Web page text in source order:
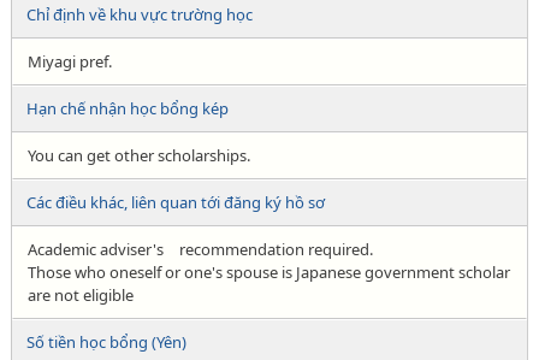
Chỉ định về khu vực trường học
Miyagi pref.
Hạn chế nhận học bổng kép
You can get other scholarships.
Các điều khác, liên quan tới đăng ký hồ sơ
Academic adviser's recommendation required.
Those who oneself or one's spouse is Japanese government scholar
are not eligible
Số tiền học bổng (Yên)